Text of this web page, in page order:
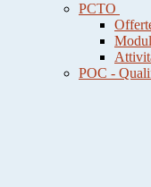
PCTO
POC -